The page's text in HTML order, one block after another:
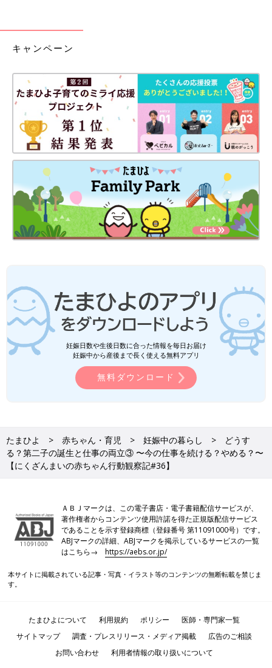
キャンペーン
妊娠日数や生後日数に合った情報を毎日お届け
妊娠中から産後まで長く使える無料アプリ
無料ダウンロード
たまひよ 赤ちゃん・育児 妊娠中の暮らし
どうす
る？第二子の誕生と仕事の両立③ 〜今の仕事を続ける？やめる？〜
【にくざんまいの赤ちゃん行動観察記#36】
ＡＢＪマークは、この電子書店・電子書籍配信サービスが、
著作権者からコンテンツ使用許諾を得た正規版配信サービス
であることを示す登録商標（登録番号 第11091000号）です。
ABJマークの詳細、ABJマークを掲示しているサービスの一覧
はこちら→https://aebs.or.jp/
本サイトに掲載されている記事・写真・イラスト等のコンテンツの無断転載を禁じま
す。
たまひよについて 利用規約 ポリシー
医師・専門家一覧
サイトマップ
調査・プレスリリース・メディア掲載
広告のご相談
お問い合わせ
利用者情報の取り扱いについて